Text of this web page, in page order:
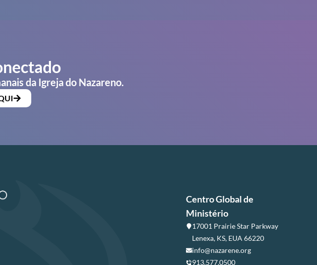
da Igreja do Nazareno.
Centro Global de
Ministério
17001 Prairie Star Parkway
Lenexa, KS, EUA 66220
info@nazarene.org
913.577.0500